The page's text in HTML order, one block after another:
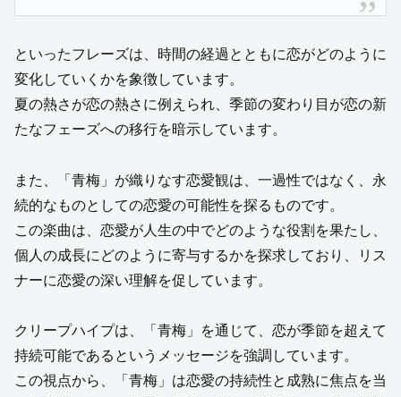
といったフレーズは、時間の経過とともに恋がどのように
変化していくかを象徴しています。
夏の熱さが恋の熱さに例えられ、季節の変わり目が恋の新
たなフェーズへの移行を暗示しています。
また、「青梅」が織りなす恋愛観は、一過性ではなく、永
続的なものとしての恋愛の可能性を探るものです。
この楽曲は、恋愛が人生の中でどのような役割を果たし、
個人の成長にどのように寄与するかを探求しており、リス
ナーに恋愛の深い理解を促しています。
クリープハイプは、「青梅」を通じて、恋が季節を超えて
持続可能であるというメッセージを強調しています。
この視点から、「青梅」は恋愛の持続性と成熟に焦点を当